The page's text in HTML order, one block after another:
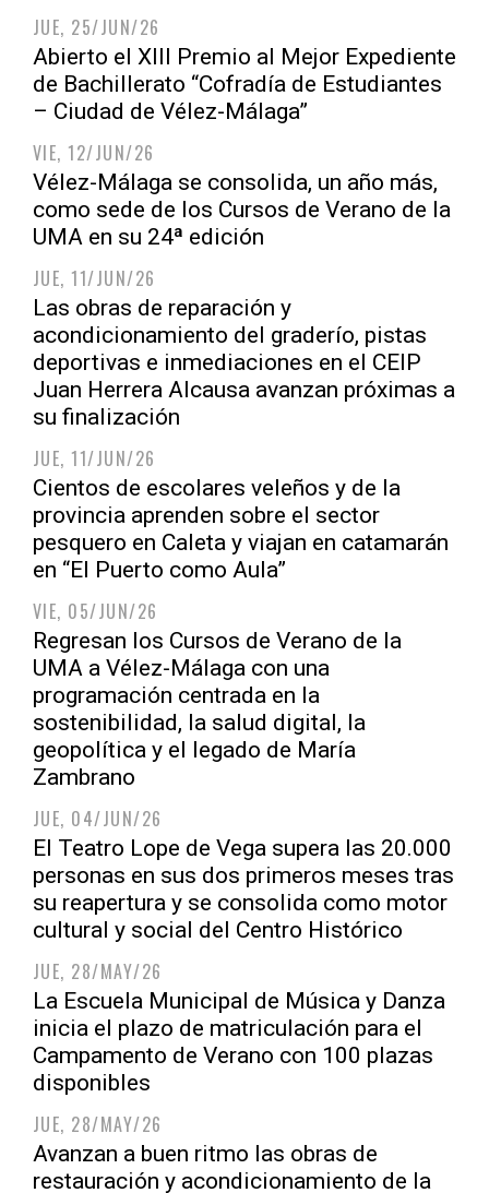
JUE, 25/JUN/26
Abierto el XIII Premio al Mejor Expediente
de Bachillerato “Cofradía de Estudiantes
– Ciudad de Vélez-Málaga”
VIE, 12/JUN/26
Vélez-Málaga se consolida, un año más,
como sede de los Cursos de Verano de la
UMA en su 24ª edición
JUE, 11/JUN/26
Las obras de reparación y
acondicionamiento del graderío, pistas
deportivas e inmediaciones en el CEIP
Juan Herrera Alcausa avanzan próximas a
su finalización
JUE, 11/JUN/26
Cientos de escolares veleños y de la
provincia aprenden sobre el sector
pesquero en Caleta y viajan en catamarán
en “El Puerto como Aula”
VIE, 05/JUN/26
Regresan los Cursos de Verano de la
UMA a Vélez-Málaga con una
programación centrada en la
sostenibilidad, la salud digital, la
geopolítica y el legado de María
Zambrano
JUE, 04/JUN/26
El Teatro Lope de Vega supera las 20.000
personas en sus dos primeros meses tras
su reapertura y se consolida como motor
cultural y social del Centro Histórico
JUE, 28/MAY/26
La Escuela Municipal de Música y Danza
inicia el plazo de matriculación para el
Campamento de Verano con 100 plazas
disponibles
JUE, 28/MAY/26
Avanzan a buen ritmo las obras de
restauración y acondicionamiento de la